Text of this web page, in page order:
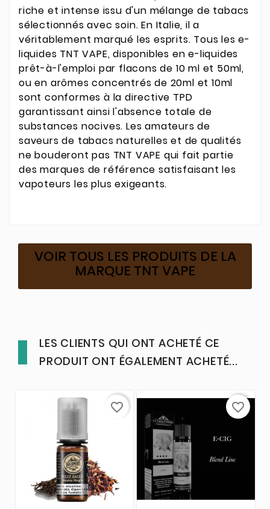
riche et intense issu d'un mélange de tabacs
sélectionnés avec soin. En Italie, il a
véritablement marqué les esprits. Tous les e-
liquides TNT VAPE, disponibles en e-liquides
prêt-à-l'emploi par flacons de 10 ml et 50ml,
ou en arômes concentrés de 20ml et 10ml
sont conformes à la directive TPD
garantissant ainsi l'absence totale de
substances nocives. Les amateurs de
saveurs de tabacs naturelles et de qualités
ne bouderont pas TNT VAPE qui fait partie
des marques de référence satisfaisant les
vapoteurs les plus exigeants.
VOIR TOUS LES PRODUITS DE LA
MARQUE TNT VAPE
LES CLIENTS QUI ONT ACHETÉ CE
PRODUIT ONT ÉGALEMENT ACHETÉ...
favorite_border favorite_border